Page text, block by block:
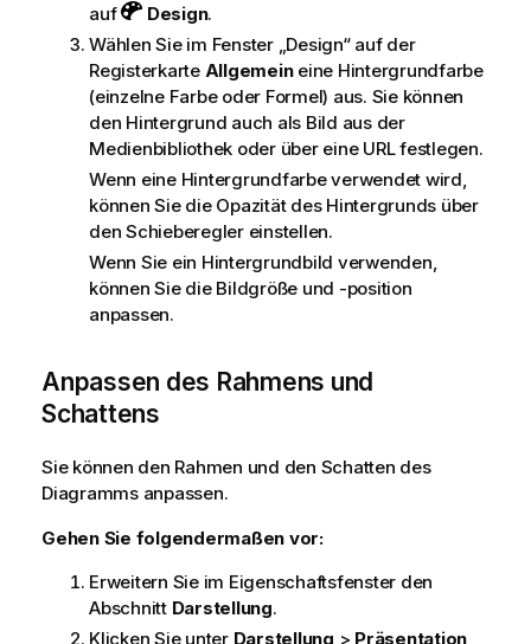
auf
Design.
Wählen Sie im Fenster „Design“ auf der
Registerkarte Allgemeineine Hintergrundfarbe
(einzelne Farbe oder Formel) aus. Sie können
den Hintergrund auch als Bild aus der
Medienbibliothek oder über eine URL festlegen.
Wenn eine Hintergrundfarbe verwendet wird,
können Sie die Opazität des Hintergrunds über
den Schieberegler einstellen.
Wenn Sie ein Hintergrundbild verwenden,
können Sie die Bildgröße und -position
anpassen.
Anpassen des Rahmens und
Schattens
Sie können den Rahmen und den Schatten des
Diagramms anpassen.
Gehen Sie folgendermaßen vor:
Erweitern Sie im Eigenschaftsfenster den
Abschnitt Darstellung.
Klicken Sie unter Darstellung > Präsentation